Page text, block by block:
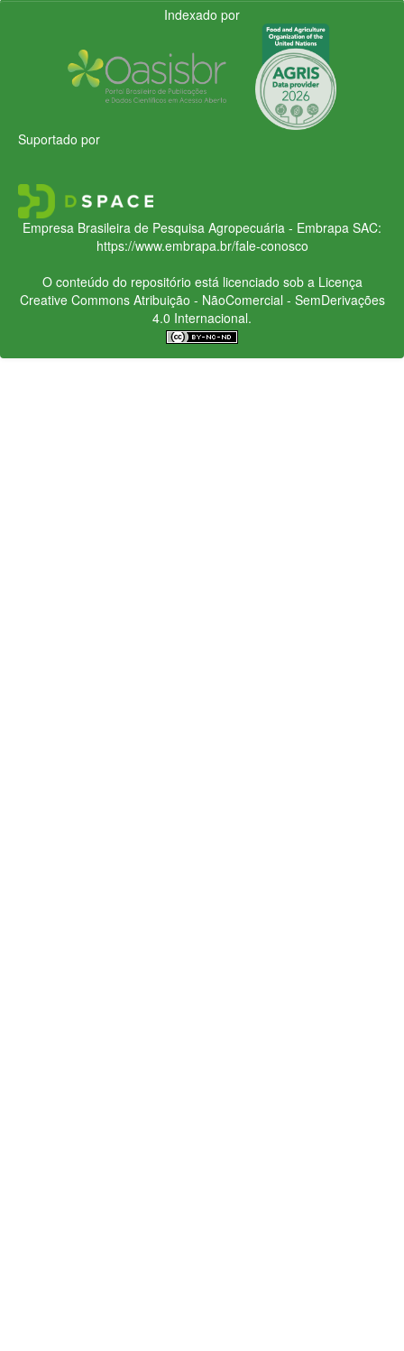
Indexado por
Suportado por
Empresa Brasileira de Pesquisa Agropecuária - Embrapa SAC:
https://www.embrapa.br/fale-conosco
O conteúdo do repositório está licenciado sob a Licença
Creative CommonsAtribuição - NãoComercial - SemDerivações
4.0 Internacional.